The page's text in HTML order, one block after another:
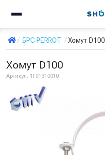
БРС PERROT Хомут D100
Хомут D100
Артикул: 1F01310010